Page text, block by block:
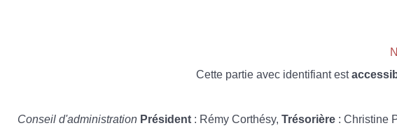
Cette partie avec identifiant est
Conseil d'administration Président : Rémy Corthésy, Trésorière : Christine